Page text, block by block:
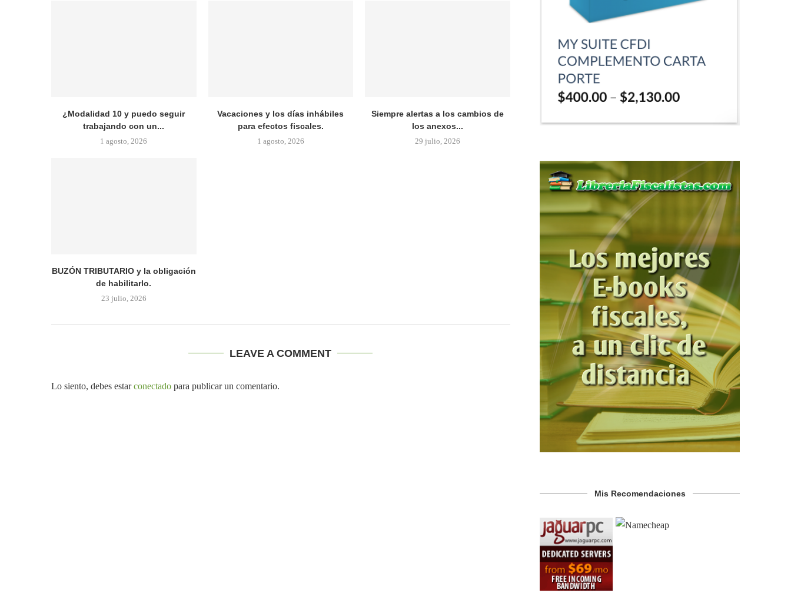
¿Modalidad 10 y puedo seguir
trabajando con un...
1 agosto, 2026
Vacaciones y los días inhábiles
para efectos fiscales.
1 agosto, 2026
Siempre alertas a los cambios de
los anexos...
29 julio, 2026
BUZÓN TRIBUTARIO y la obligación
de habilitarlo.
23 julio, 2026
LEAVE A COMMENT
Lo siento, debes estarconectado para publicar un comentario.
Mis Recomendaciones